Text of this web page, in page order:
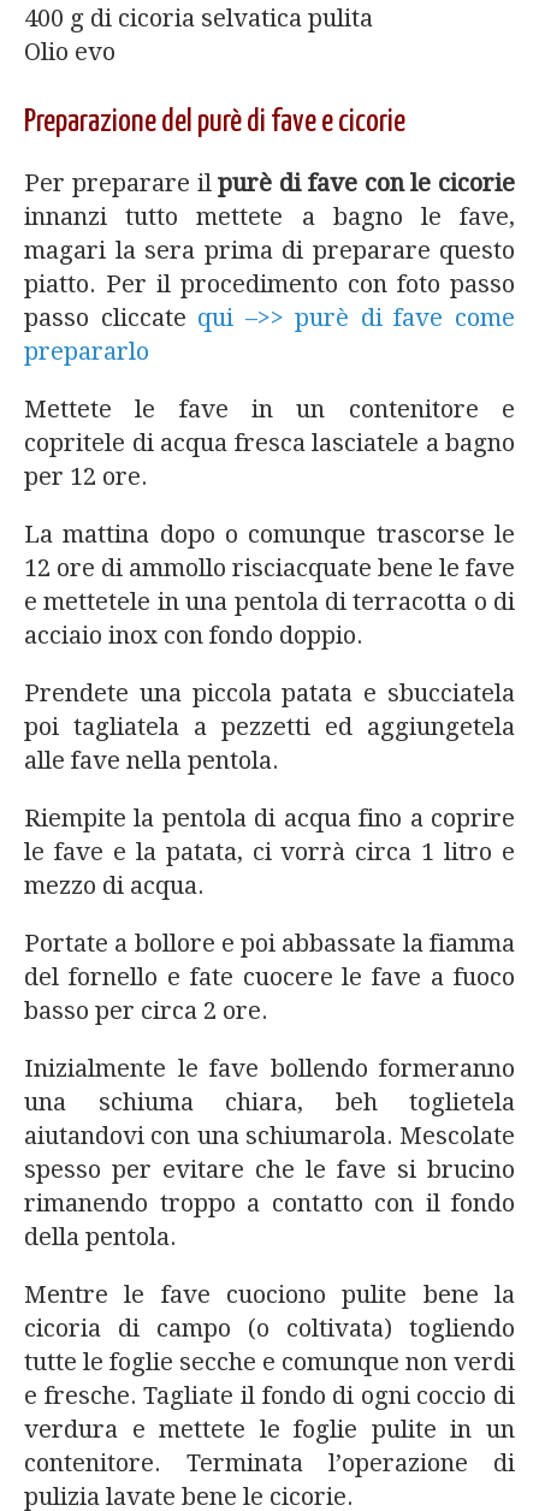
400 g di cicoria selvatica pulita
Olio evo
Preparazione del purè di fave e cicorie
Per preparare ilpurè di fave con le cicorie
innanzi tutto mettete a bagno le fave,
magari la sera prima di preparare questo
piatto. Per il procedimento con foto passo
passo cliccate qui –>> purè di fave come
prepararlo
Mettete le fave in un contenitore e
copritele di acqua fresca lasciatele a bagno
per 12 ore.
La mattina dopo o comunque trascorse le
12 ore di ammollo risciacquate bene le fave
e mettetele in una pentola di terracotta o di
acciaio inox con fondo doppio.
Prendete una piccola patata e sbucciatela
poi tagliatela a pezzetti ed aggiungetela
alle fave nella pentola.
Riempite la pentola di acqua fino a coprire
le fave e la patata, ci vorrà circa 1 litro e
mezzo di acqua.
Portate a bollore e poi abbassate la fiamma
del fornello e fate cuocere le fave a fuoco
basso per circa 2 ore.
Inizialmente le fave bollendo formeranno
una schiuma chiara, beh toglietela
aiutandovi con una schiumarola. Mescolate
spesso per evitare che le fave si brucino
rimanendo troppo a contatto con il fondo
della pentola.
Mentre le fave cuociono pulite bene la
cicoria di campo (o coltivata) togliendo
tutte le foglie secche e comunque non verdi
e fresche. Tagliate il fondo di ogni coccio di
verdura e mettete le foglie pulite in un
contenitore. Terminata l’operazione di
pulizia lavate bene le cicorie.